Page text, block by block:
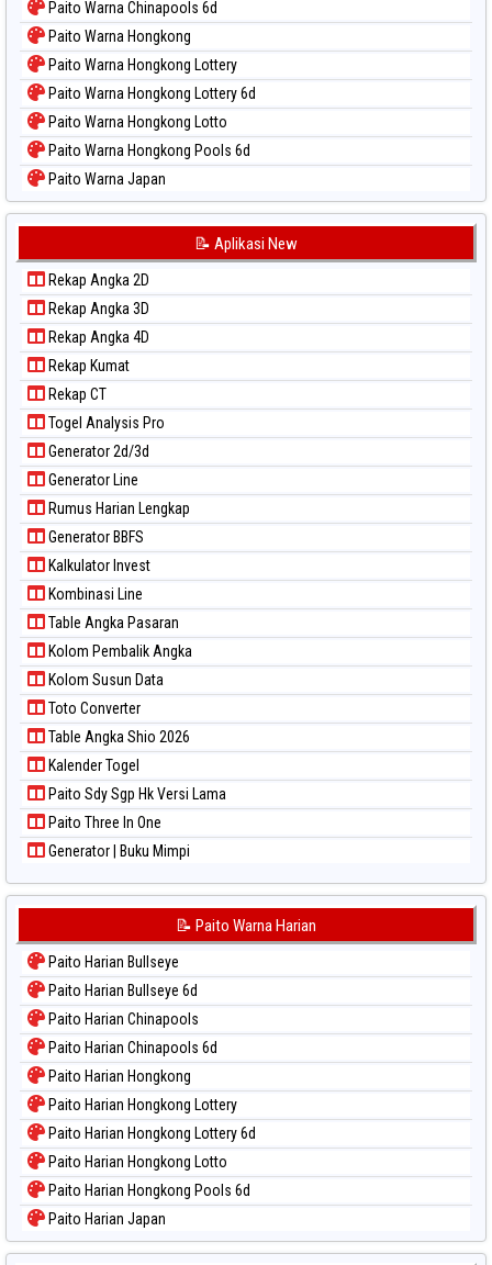
Paito Warna Chinapools 6d
Paito Warna Hongkong
Paito Warna Hongkong Lottery
Paito Warna Hongkong Lottery 6d
Paito Warna Hongkong Lotto
Paito Warna Hongkong Pools 6d
Paito Warna Japan
Paito Warna Japan 6d
Paito Warna Kuda Lari
Paito Warna Magnum Cambodia
Paito Warna Nagoya
Paito Warna New York Midday
Paito Warna North Carolina Day
Paito Warna Pcso
Paito Warna Pennsylvania Day
Paito Warna Sao Paulo
Paito Warna Singapore
Paito Warna Sydney
Paito Warna Sydney Lottery
Paito Warna Sydney Lottery 6d
Paito Warna Sydney Lotto
Paito Warna Sydney Pools 6d
Paito Warna Taipei
Paito Warna Taiwan
📝 Aplikasi New
Rekap Angka 2D
Rekap Angka 3D
Rekap Angka 4D
Rekap Kumat
Rekap CT
Togel Analysis Pro
Generator 2d/3d
Generator Line
Rumus Harian Lengkap
Generator BBFS
Kalkulator Invest
Kombinasi Line
Table Angka Pasaran
Kolom Pembalik Angka
Kolom Susun Data
Toto Converter
Table Angka Shio 2026
Kalender Togel
Paito Sdy Sgp Hk Versi Lama
Paito Three In One
Generator | Buku Mimpi
📝 Paito Warna Harian
Paito Harian Bullseye
Paito Harian Bullseye 6d
Paito Harian Chinapools
Paito Harian Chinapools 6d
Paito Harian Hongkong
Paito Harian Hongkong Lottery
Paito Harian Hongkong Lottery 6d
Paito Harian Hongkong Lotto
Paito Harian Hongkong Pools 6d
Paito Harian Japan
Paito Harian Japan 6d